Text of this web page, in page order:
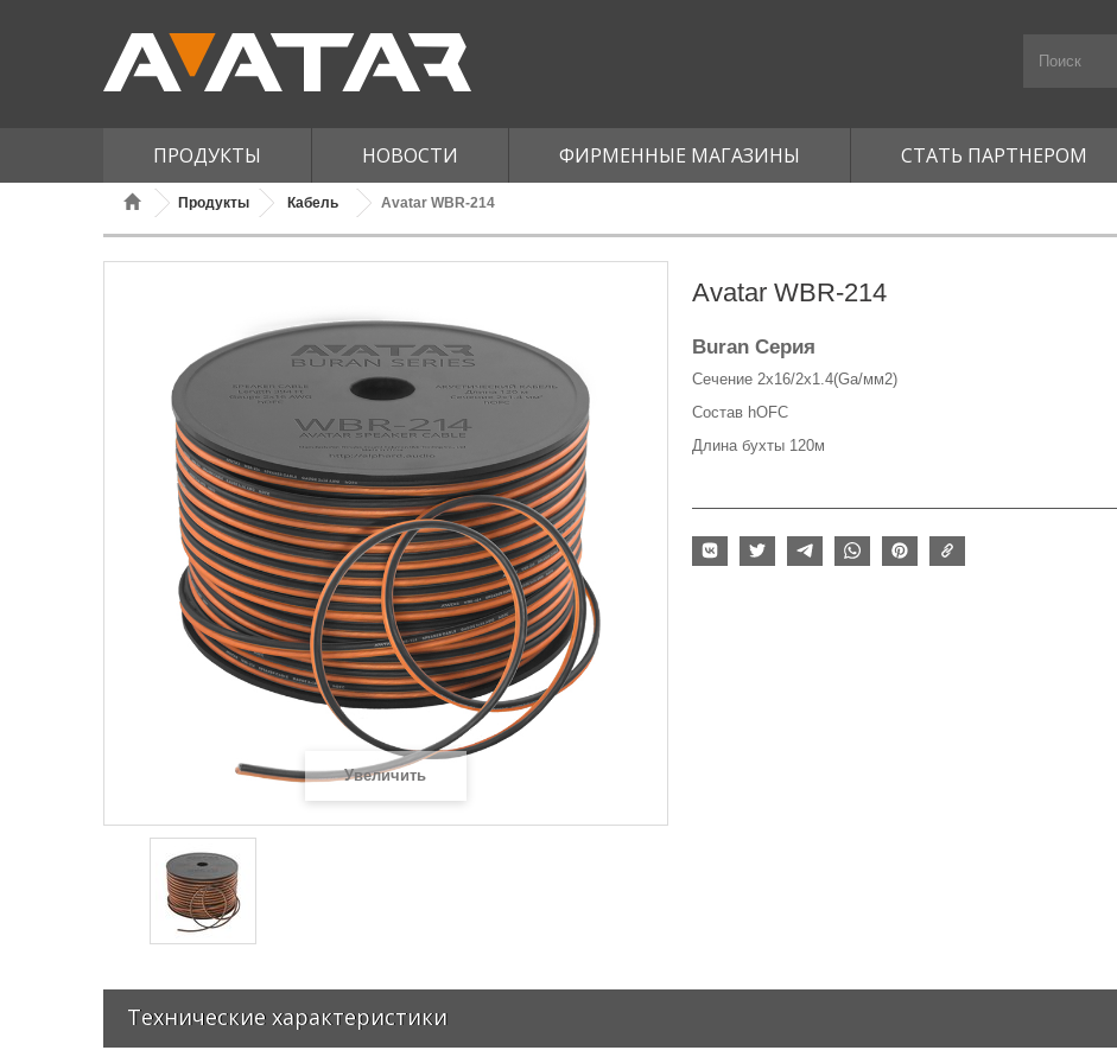
ПРОДУКТЫ НОВОСТИ ФИРМЕННЫЕ МАГАЗИНЫ СТАТЬ ПАРТНЕРОМ
Продукты Кабель Avatar WBR-214
Увеличить
Avatar WBR-214
Buran Серия
Сечение 2х16/2х1.4(Ga/мм2)
Состав hOFC
Длина бухты 120м
Технические характеристики